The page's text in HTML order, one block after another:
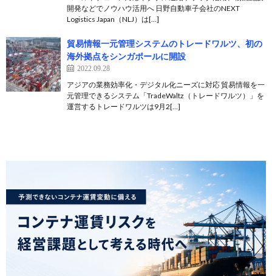
開発などでノウハウ活用へ 日野自動車子会社のNEXT
Logistics Japan（NLJ）は[…]
貿易情報一元管理システムのトレードワルツ、初の
海外拠点をシンガポールに開設
2022.09.28
アジアの業務効率化・デジタル化ニーズに対応 貿易情報を一
元管理できるシステム「TradeWaltz（トレードワルツ）」を
運営するトレードワルツは9月2[…]